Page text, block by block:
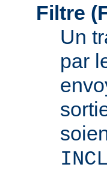
Filtre
Un
par